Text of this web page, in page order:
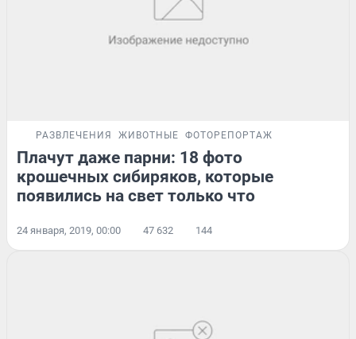
РАЗВЛЕЧЕНИЯ ЖИВОТНЫЕ ФОТОРЕПОРТАЖ
Плачут даже парни: 18 фото
крошечных сибиряков, которые
появились на свет только что
24 января, 2019, 00:00 47 632 144